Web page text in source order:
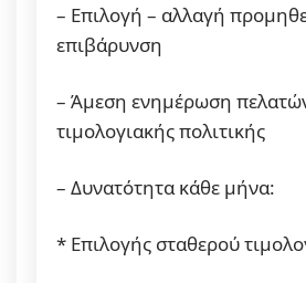
– Επιλογή – αλλαγή
επιβάρυνση
– Άμεση ενημέρωση
τιμολογιακής πολιτικής
– Δυνατότητα κάθε μήνα:
* Επιλογής σταθερού